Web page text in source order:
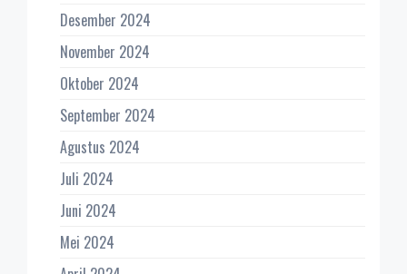
Desember 2024
November 2024
Oktober 2024
September 2024
Agustus 2024
Juli 2024
Juni 2024
Mei 2024